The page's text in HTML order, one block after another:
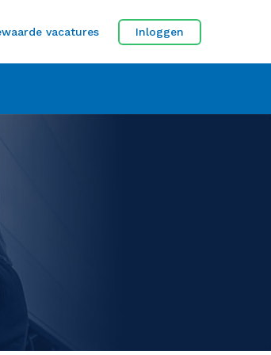
vacatures Inloggen